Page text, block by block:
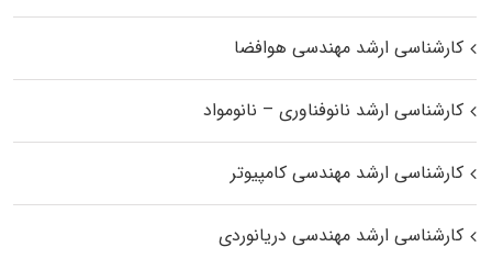
کارشناسی ارشد مهندسی هوافضا
کارشناسی ارشد نانوفناوری – نانومواد
کارشناسی ارشد مهندسی کامپیوتر
کارشناسی ارشد مهندسی دریانوردی